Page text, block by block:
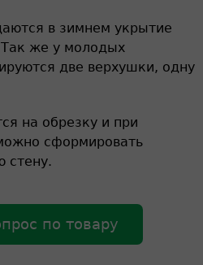
в зимнем укрытие
Так же у молодых
две верхушки, одну
на обрезку и при
сформировать
стену.
по товару